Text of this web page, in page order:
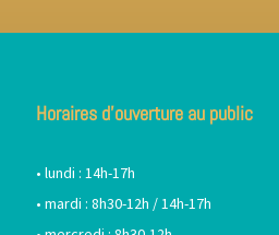
Horaires d’ouverture au public
• lundi : 14h-17h
• mardi : 8h30-12h / 14h-17h